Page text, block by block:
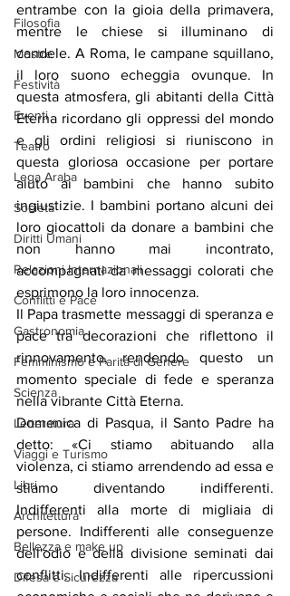
Filosofia
Mostre
Festività
Eventi
Teatro
Lega Araba
Società
Diritti Umani
Relazioni Internazionali
Conflitti e Pace
Gastronomia
Femminismo e Parità di Genere
Scienza
Letteratura
Viaggi e Turismo
Libri
Architettura
Bellezza e make up
Difesa e Sicurezza
entrambe con la gioia della primavera,
mentre le chiese si illuminano di
candele. A Roma, le campane squillano,
il loro suono echeggia ovunque. In
questa atmosfera, gli abitanti della Città
Eterna ricordano gli oppressi del mondo
e gli ordini religiosi si riuniscono in
questa gloriosa occasione per portare
aiuto ai bambini che hanno subito
ingiustizie. I bambini portano alcuni dei
loro giocattoli da donare a bambini che
non hanno mai incontrato,
accompagnati da messaggi colorati che
esprimono la loro innocenza.
Il Papa trasmette messaggi di speranza e
pace tra decorazioni che riflettono il
rinnovamento, rendendo questo un
momento speciale di fede e speranza
nella vibrante Città Eterna.
Domenica di Pasqua, il Santo Padre ha
detto: «Ci stiamo abituando alla
violenza, ci stiamo arrendendo ad essa e
stiamo diventando indifferenti.
Indifferenti alla morte di migliaia di
persone. Indifferenti alle conseguenze
dell'odio e della divisione seminati dai
conflitti. Indifferenti alle ripercussioni